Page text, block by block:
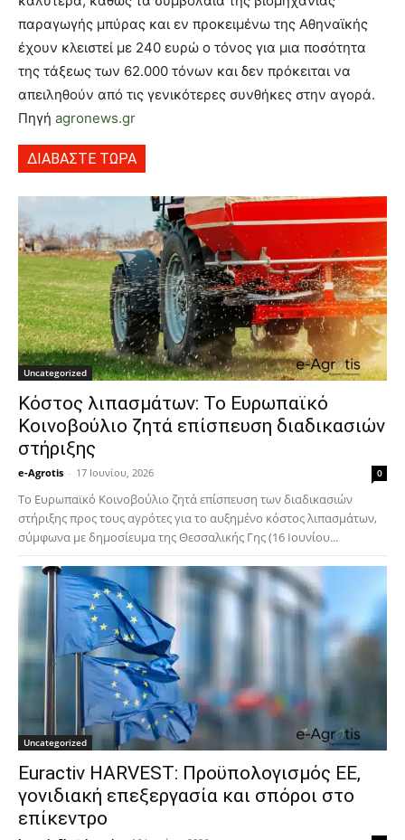
παραγωγής μπύρας και εν προκειμένω της Αθηναϊκής
έχουν κλειστεί με 240 ευρώ ο τόνος για μια ποσότητα
της τάξεως των 62.000 τόνων και δεν πρόκειται να
απειληθούν από τις γενικότερες συνθήκες στην αγορά.
Πηγή agronews.gr
ΔΙΑΒΑΣΤΕ ΤΩΡΑ
Uncategorized
Κόστος λιπασμάτων: Το Ευρωπαϊκό
Κοινοβούλιο ζητά επίσπευση διαδικασιών
στήριξης
e-Agrotis - 17 Ιουνίου, 2026 0
Το Ευρωπαϊκό Κοινοβούλιο ζητά επίσπευση των διαδικασιών
στήριξης προς τους αγρότες για το αυξημένο κόστος λιπασμάτων,
σύμφωνα με δημοσίευμα της Θεσσαλικής Γης (16 Ιουνίου...
Uncategorized
Euractiv HARVEST: Προϋπολογισμός ΕΕ,
γονιδιακή επεξεργασία και σπόροι στο
επίκεντρο